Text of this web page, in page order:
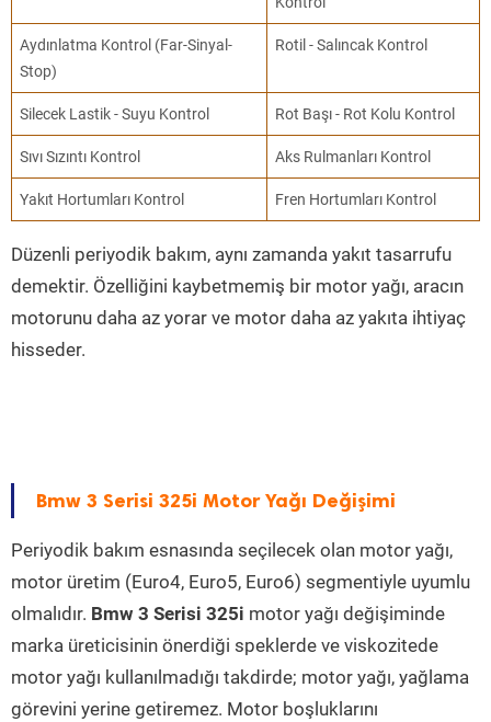
Aydınlatma Kontrol (Far-Sinyal-
Stop)
Rotil - Salıncak Kontrol
Silecek Lastik - Suyu Kontrol Rot Başı - Rot Kolu Kontrol
Sıvı Sızıntı Kontrol Aks Rulmanları Kontrol
Yakıt Hortumları Kontrol Fren Hortumları Kontrol
Düzenli periyodik bakım, aynı zamanda yakıt tasarrufu
demektir. Özelliğini kaybetmemiş bir motor yağı, aracın
motorunu daha az yorar ve motor daha az yakıta ihtiyaç
hisseder.
Bmw 3 Serisi 325i Motor Yağı Değişimi
Periyodik bakım esnasında seçilecek olan motor yağı,
motor üretim (Euro4, Euro5, Euro6) segmentiyle uyumlu
olmalıdır. Bmw 3 Serisi 325i motor yağı değişiminde
marka üreticisinin önerdiği speklerde ve viskozitede
motor yağı kullanılmadığı takdirde; motor yağı, yağlama
görevini yerine getiremez. Motor boşluklarını